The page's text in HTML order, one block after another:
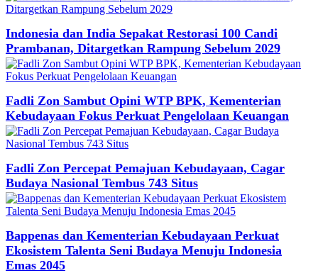
Indonesia dan India Sepakat Restorasi 100 Candi
Prambanan, Ditargetkan Rampung Sebelum 2029
Fadli Zon Sambut Opini WTP BPK, Kementerian
Kebudayaan Fokus Perkuat Pengelolaan Keuangan
Fadli Zon Percepat Pemajuan Kebudayaan, Cagar
Budaya Nasional Tembus 743 Situs
Bappenas dan Kementerian Kebudayaan Perkuat
Ekosistem Talenta Seni Budaya Menuju Indonesia
Emas 2045